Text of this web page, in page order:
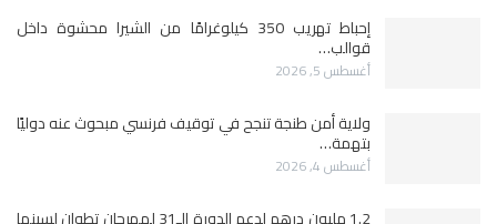
إحباط تهريب 350 كيلوغرامًا من الشيرا محشوة داخل
قوالب…
أغسطس 5, 2026
ولاية أمن طنجة تنجح في توقيف فرنسي مبحوث عنه دوليًا
بتهمة…
أغسطس 4, 2026
1.2 مليون درهم لدعم الدورة الـ31 لمهرجان تطوان لسينما